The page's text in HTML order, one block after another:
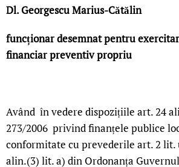
Dl. Georgescu Marius-Cătălin
funcționar desemnat pentru
financiar preventiv propriu
Având în vedere dispozițiile art. 24
273/2006 privind finanțele publice
conformitate cu prevederile art. 2 lit.
alin.(3) lit. a) din Ordonanța